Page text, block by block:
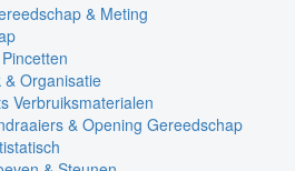
& Meting
& Organisatie
Verbruiksmaterialen
& Opening Gereedschap